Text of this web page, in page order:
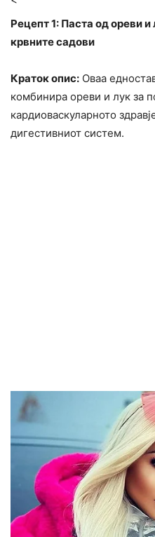
Рецепт 1: Паста од ореви
крвните садови
Краток опис: Оваа
комбинира ореви и лук за
кардиоваскуларното
дигестивниот систем.